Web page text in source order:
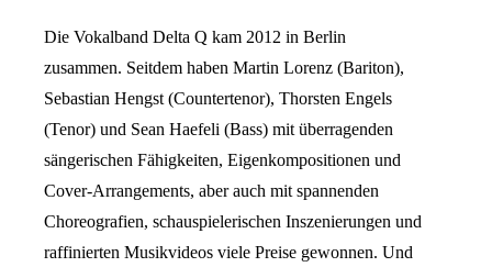
Die Vokalband Delta Q kam 2012 in Berlin
zusammen. Seitdem haben Martin Lorenz (Bariton),
Sebastian Hengst (Countertenor), Thorsten Engels
(Tenor) und Sean Haefeli (Bass) mit überragenden
sängerischen Fähigkeiten, Eigenkompositionen und
Cover-Arrangements, aber auch mit spannenden
Choreografien, schauspielerischen Inszenierungen und
raffinierten Musikvideos viele Preise gewonnen. Und